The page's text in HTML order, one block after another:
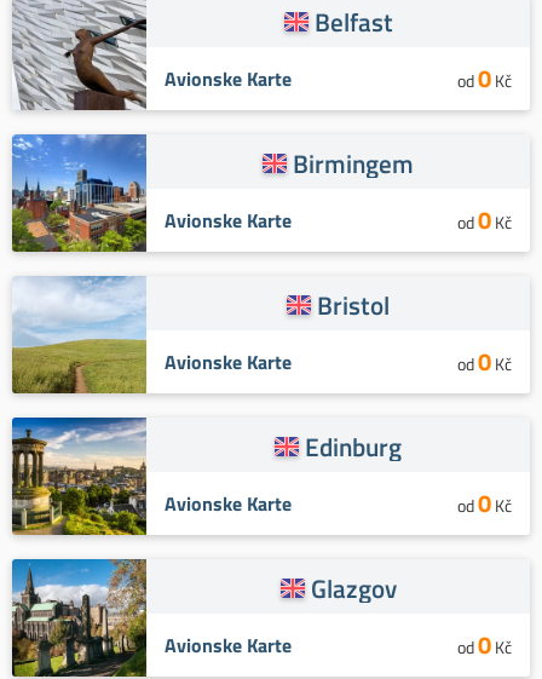
Belfast
Avionske Karte od0Kč
Birmingem
Avionske Karte od0Kč
Bristol
Avionske Karte od0Kč
Edinburg
Avionske Karte od0Kč
Glazgov
Avionske Karte od0Kč